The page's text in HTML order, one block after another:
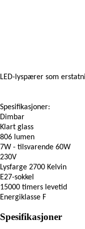
LED-lyspærer som
Spesifikasjoner:
Dimbar
Klart glass
806 lumen
7W - tilsvarende 60W
230V
Lysfarge 2700 Kelvin
E27-sokkel
15000 timers levetid
Energiklasse F
Spesifikasjoner